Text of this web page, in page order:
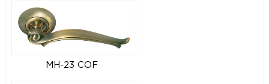
MH-23 COF